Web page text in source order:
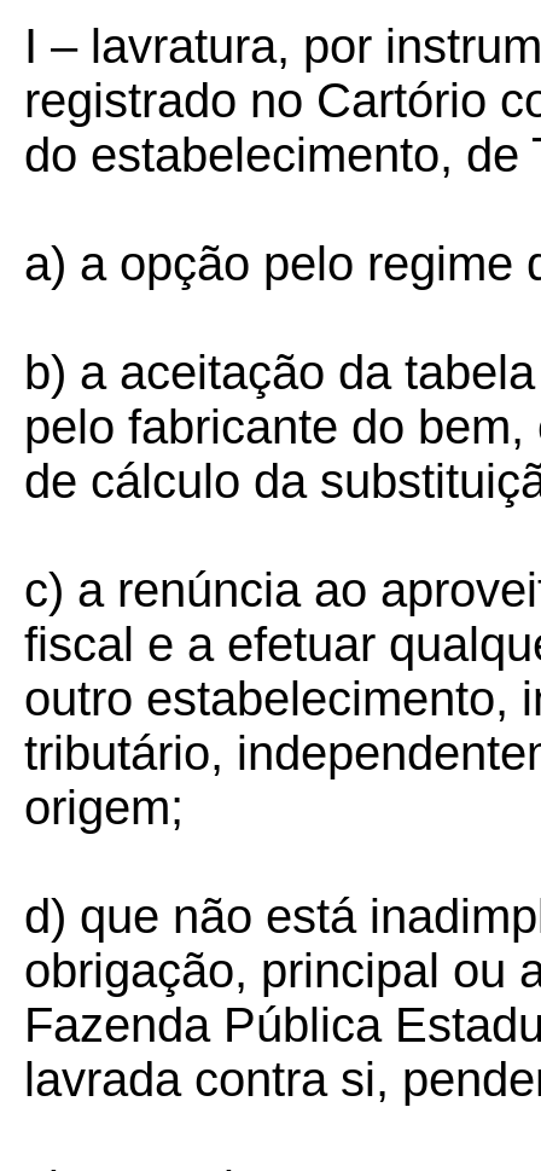
I – lavratura, por
registrado no Cartório
do estabelecimento, de
a) a opção pelo regime
b) a aceitação da
pelo fabricante do
de cálculo da
c) a renúncia ao
fiscal e a efetuar
outro estabelecimento,
tributário,
origem;
d) que não está
obrigação, principal ou
Fazenda Pública
lavrada contra si,